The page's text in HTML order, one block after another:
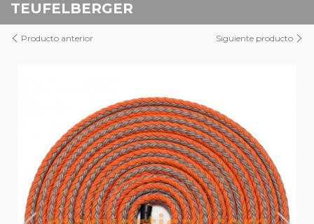
TEUFELBERGER
Producto anterior Siguiente producto